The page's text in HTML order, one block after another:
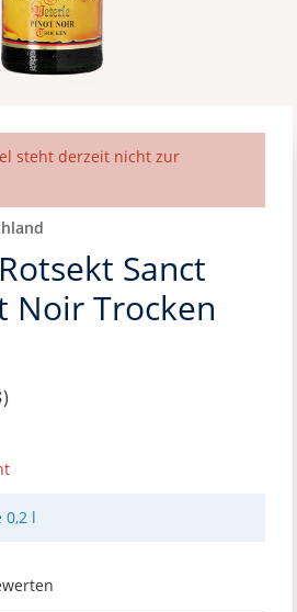
steht derzeit nicht zur
Sanct
Noir Trocken
)
0,2 l